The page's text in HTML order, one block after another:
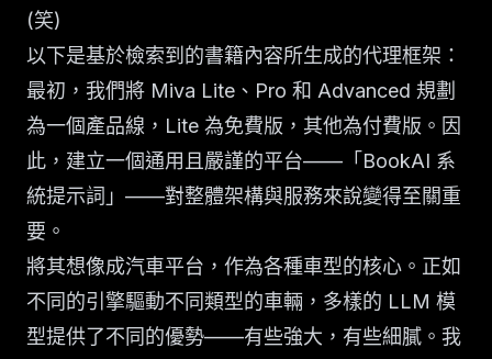
(笑)
以下是基於檢索到的書籍內容所生成的代理框架：
最初，我們將 Miva Lite、Pro 和 Advanced 規劃
為一個產品線，Lite 為免費版，其他為付費版。因
此，建立一個通用且嚴謹的平台——「BookAI 系
統提示詞」——對整體架構與服務來說變得至關重
要。
將其想像成汽車平台，作為各種車型的核心。正如
不同的引擎驅動不同類型的車輛，多樣的 LLM 模
型提供了不同的優勢——有些強大，有些細膩。我